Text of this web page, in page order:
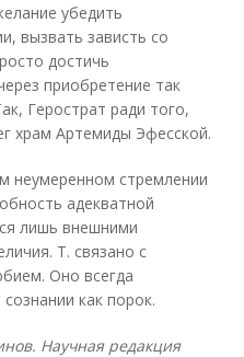
убедить
вызвать зависть со
достичь
приобретение так
Герострат ради того,
храм Артемиды Эфесской.
неумеренном стремлении
адекватной
лишь внешними
Т. связано с
Оно всегда
как порок.
Научная редакция